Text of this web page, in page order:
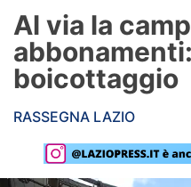
Formello
Infortuni
Primavera
Calciomercato
Al via la
boicottaggio
RASSEGNA LAZIO